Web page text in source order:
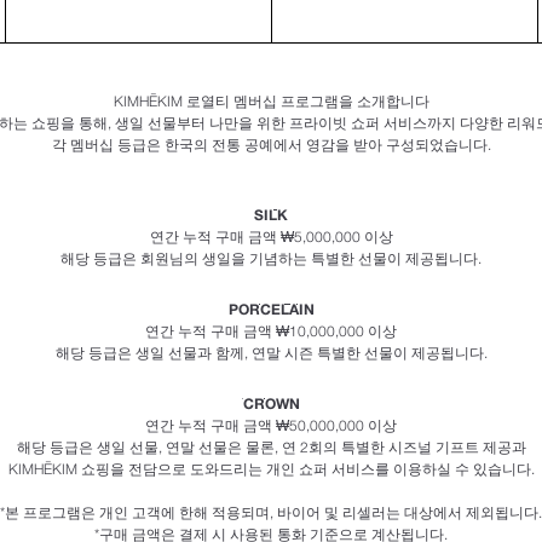
KIMHĒKIM 로열티 멤버십 프로그램을 소개합니다
는 쇼핑을 통해, 생일 선물부터 나만을 위한 프라이빗 쇼퍼 서비스까지 다양한 리워
각 멤버십 등급은 한국의 전통 공예에서 영감을 받아 구성되었습니다.
SILK
연간 누적 구매 금액 ₩5,000,000 이상
해당 등급은 회원님의 생일을 기념하는 특별한 선물이 제공됩니다.
PORCELAIN
연간 누적 구매 금액 ₩10,000,000 이상
해당 등급은 생일 선물과 함께, 연말 시즌 특별한 선물이 제공됩니다.
CROWN
연간 누적 구매 금액 ₩50,000,000 이상
해당 등급은 생일 선물, 연말 선물은 물론, 연 2회의 특별한 시즈널 기프트 제공과
KIMHĒKIM 쇼핑을 전담으로 도와드리는 개인 쇼퍼 서비스를 이용하실 수 있습니다.
*본 프로그램은 개인 고객에 한해 적용되며, 바이어 및 리셀러는 대상에서 제외됩니다.
*구매 금액은 결제 시 사용된 통화 기준으로 계산됩니다.